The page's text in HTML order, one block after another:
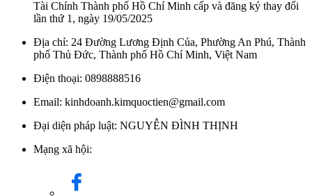
Tài Chính Thành phố Hồ Chí Minh cấp và đăng ký thay đổi
lần thứ 1, ngày 19/05/2025
Địa chỉ: 24 Đường Lương Định Của, Phường An Phú, Thành
phố Thủ Đức, Thành phố Hồ Chí Minh, Việt Nam
Điện thoại: 0898888516
Email: kinhdoanh.kimquoctien@gmail.com
Đại diện pháp luật: NGUYỄN ĐÌNH THỊNH
Mạng xã hội: